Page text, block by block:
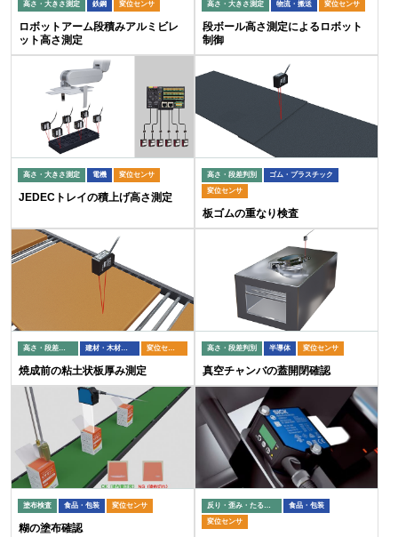
高さ・大きさ測定 鉄鋼 変位センサ
ロボットアーム段積みアルミビレ
ット高さ測定
高さ・大きさ測定 物流・搬送 変位センサ
段ボール高さ測定によるロボット
制御
高さ・大きさ測定 電機 変位センサ
JEDECトレイの積上げ高さ測定
高さ・段差判別
ゴム・プラスチック
変位センサ
板ゴムの重なり検査
高さ・段差判別 建材・木材加工 変位センサ
焼成前の粘土状板厚み測定
高さ・段差判別 半導体 変位センサ
真空チャンバの蓋開閉確認
塗布検査 食品・包装 変位センサ
糊の塗布確認
反り・歪み・たるみ・蛇行検出
食品・包装
変位センサ